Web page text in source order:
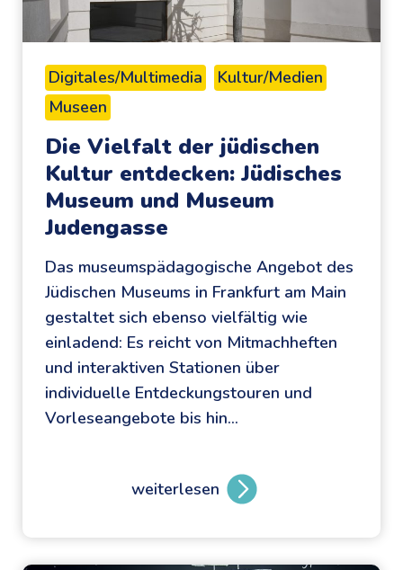
Digitales/Multimedia
Kultur/Medien
Museen
Die Vielfalt der jüdischen
Kultur entdecken: Jüdisches
Museum und Museum
Judengasse
Das museumspädagogische Angebot des
Jüdischen Museums in Frankfurt am Main
gestaltet sich ebenso vielfältig wie
einladend: Es reicht von Mitmachheften
und interaktiven Stationen über
individuelle Entdeckungstouren und
Vorleseangebote bis hin…
weiterlesen
D